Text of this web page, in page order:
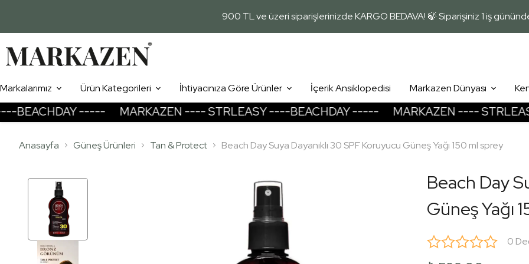
900 TL ve üzeri siparişlerinizde KARGO BEDAVA! 🍃 Siparişiniz 1 iş
Markalarımız Ürün Kategorileri İhtiyacınıza Göre Ürünler
Cildim
Temizleme Arındırma
Leke Giderme
Yenileme - Yaşlanma Geciktirme
Gözenek - Siyah Nokta
Göz Çevresi
Güneş Koruması
Vücudum
Nemlendirme
Pure Comfort Deodorantlar
El - Ayak Bakımı
Sineklere Karşı Koruma
Bronzlaşma
Güneş Koruması
İçerik Ansiklopedisi Markazen Dünyası
----- MARKAZEN ---- STRLEASY ----BEACHDAY ----- MARKAZEN ---- STRLEASY
Anasayfa Güneş Ürünleri Tan & Protect Beach Day Suya Dayanıklı 30 SPF Koruyucu Güneş Yağı 150 ml sprey
Beach Day
Güneş Yağı
0